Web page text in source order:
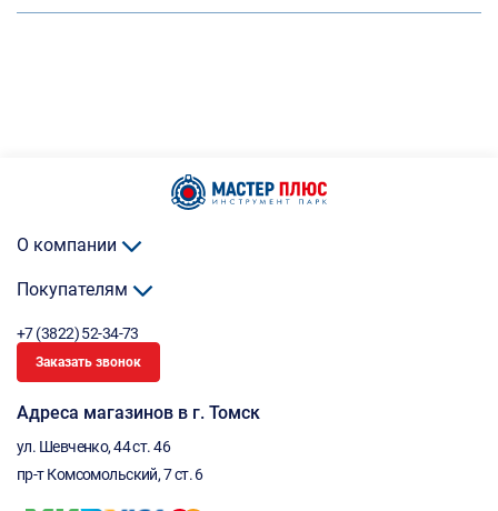
О компании
Покупателям
+7 (3822) 52-34-73
Заказать звонок
Адреса магазинов в г. Томск
ул. Шевченко, 44 ст. 46
пр-т Комсомольский, 7 ст. 6